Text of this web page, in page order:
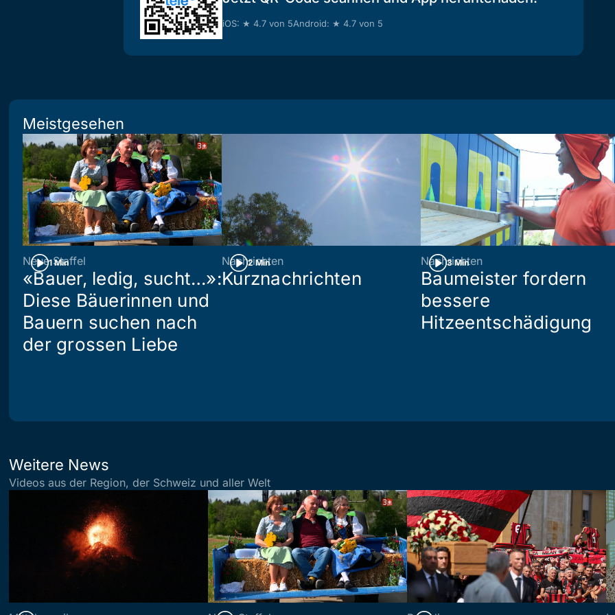
iOS: ★ 4.7 von 5Android: ★ 4.7 von 5
Meistgesehen
1 Min
Neue Staffel
«Bauer, ledig, sucht…»:
Diese Bäuerinnen und
Bauern suchen nach
der grossen Liebe
2 Min
Nachrichten
Kurznachrichten
3 Min
Nachrichten
Baumeister fordern
bessere
Hitzeentschädigung
Weitere News
Videos aus der Region, der Schweiz und aller Welt